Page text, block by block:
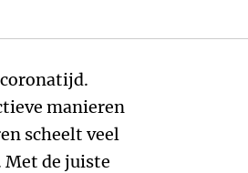
manieren
scheelt veel
de juiste